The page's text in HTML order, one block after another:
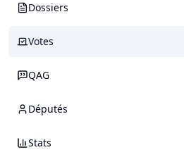
Dossiers
Votes
QAG
Députés
Stats